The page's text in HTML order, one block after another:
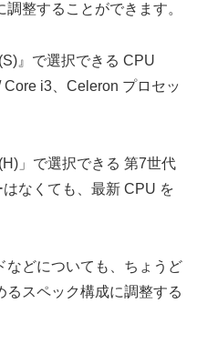
整することができます。
』で選択できる CPU
i3、Celeron プロセッ
」で選択できる 第7世代
なくても、最新 CPU を
などについても、ちょうど
るスペック構成に調整する